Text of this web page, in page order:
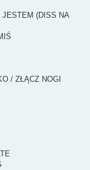
JESTEM (DISS NA
/ ZŁĄCZ NOGI